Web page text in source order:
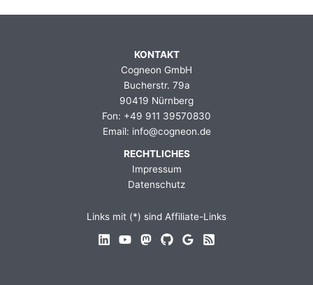
KONTAKT
Cogneon GmbH
Bucherstr. 79a
90419 Nürnberg
Fon: +49 911 39570830
Email: info@cogneon.de
RECHTLICHES
Impressum
Datenschutz
Links mit (*) sind Affiliate-Links